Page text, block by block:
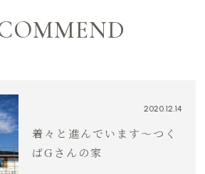
2020.12.14
着々と進んでいます〜つく
ばGさんの家